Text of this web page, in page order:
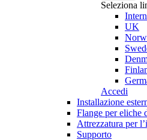
Seleziona
UK
Accedi
Installazione
Flange per eliche
Attrezzatura per
Supporto